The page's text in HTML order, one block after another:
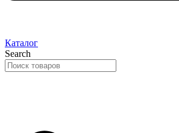
Каталог
Search